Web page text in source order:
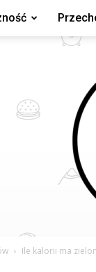
Ile kalorii ma